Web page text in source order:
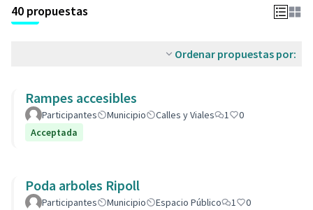
40 propuestas
Ordenar propuestas por:
Rampes accesibles
Participantes Municipio Calles y Viales 1
0
Acceptada
Poda arboles Ripoll
Participantes Municipio Espacio Público 1
0